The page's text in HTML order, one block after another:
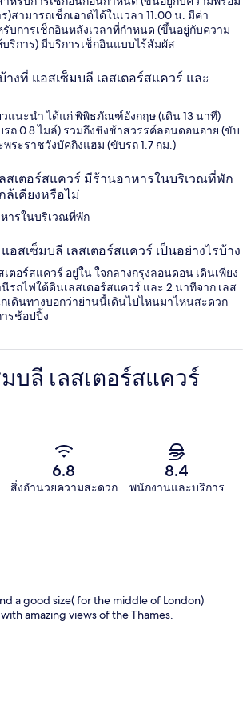
)สามารถเช็กเอาต์ได้ในเวลา 11:00 น. มีค่า
บการเช็กอินหลังเวลาที่กำหนด (ขึ้นอยู่กับความ
ริการ) มีบริการเช็กอินแบบไร้สัมผัส
างที่ แอสเซ็มบลี เลสเตอร์สแควร์ และ
แนะนำ ได้แก่ พิพิธภัณฑ์อังกฤษ (เดิน 13 นาที)
ถ 0.8 ไมล์) รวมถึงชิงช้าสวรรค์ลอนดอนอาย (ขับ
พระราชวังบัคกิงแฮม (ขับรถ 1.7 กม.)
สเตอร์สแควร์ มีร้านอาหารในบริเวณที่พัก
ล้เคียงหรือไม่
ารในบริเวณที่พัก
อสเซ็มบลี เลสเตอร์สแควร์ เป็นอย่างไรบ้าง
เตอร์สแควร์ อยู่ใน ใจกลางกรุงลอนดอน เดินเพียง
รถไฟใต้ดินเลสเตอร์สแควร์ และ 2 นาทีจาก เลส
เดินทางบอกว่าย่านนี้เดินไปไหนมาไหนสะดวก
รช้อปปิ้ง
บลี เลสเตอร์สแควร์
6.8
สิ่งอำนวยความสะดวก
8.4
พนักงานและบริการ
a good size( for the middle of London)
amazing views of the Thames.